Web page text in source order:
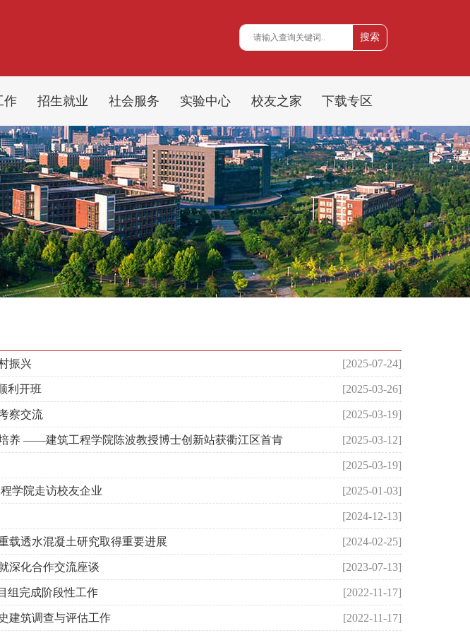
作 招生就业 社会服务 实验中心 校友之家 下载专区
[2025-07-24]
振兴
[2025-03-26]
利开班
[2025-03-19]
察交流
[2025-03-12]
养 ——建筑工程学院陈波教授博士创新站获衢江区首肯
[2025-03-19]
[2025-01-03]
学院走访校友企业
[2024-12-13]
[2024-02-25]
载透水混凝土研究取得重要进展
[2023-07-13]
深化合作交流座谈
[2022-11-17]
组完成阶段性工作
[2022-11-17]
建筑调查与评估工作